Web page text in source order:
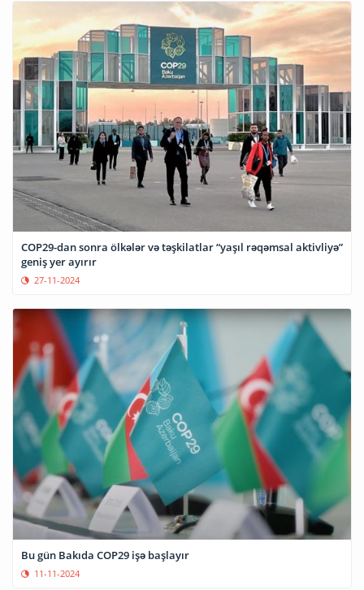
COP29-dan sonra ölkələr və təşkilatlar “yaşıl rəqəmsal aktivliyə”
geniş yer ayırır
27-11-2024
Bu gün Bakıda COP29 işə başlayır
11-11-2024